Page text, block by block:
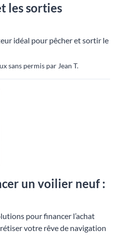
les sorties
idéal pour pêcher et sortir le
sans permis par Jean T.
un voilier neuf :
pour financer l’achat
votre rêve de navigation